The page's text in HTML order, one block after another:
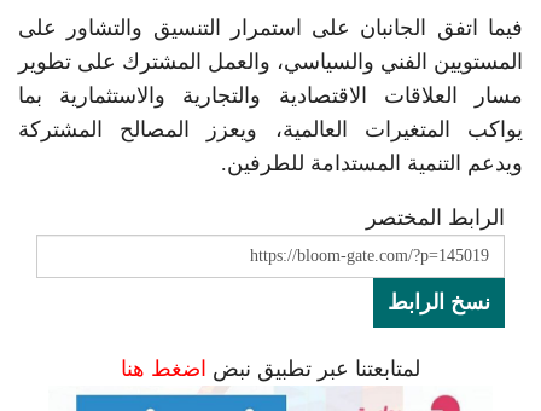
فيما اتفق الجانبان على استمرار التنسيق والتشاور على
المستويين الفني والسياسي، والعمل المشترك على تطوير
مسار العلاقات الاقتصادية والتجارية والاستثمارية بما
يواكب المتغيرات العالمية، ويعزز المصالح المشتركة
ويدعم التنمية المستدامة للطرفين.
الرابط المختصر
نسخ الرابط
لمتابعتنا عبر تطبيق نبض اضغط هنا